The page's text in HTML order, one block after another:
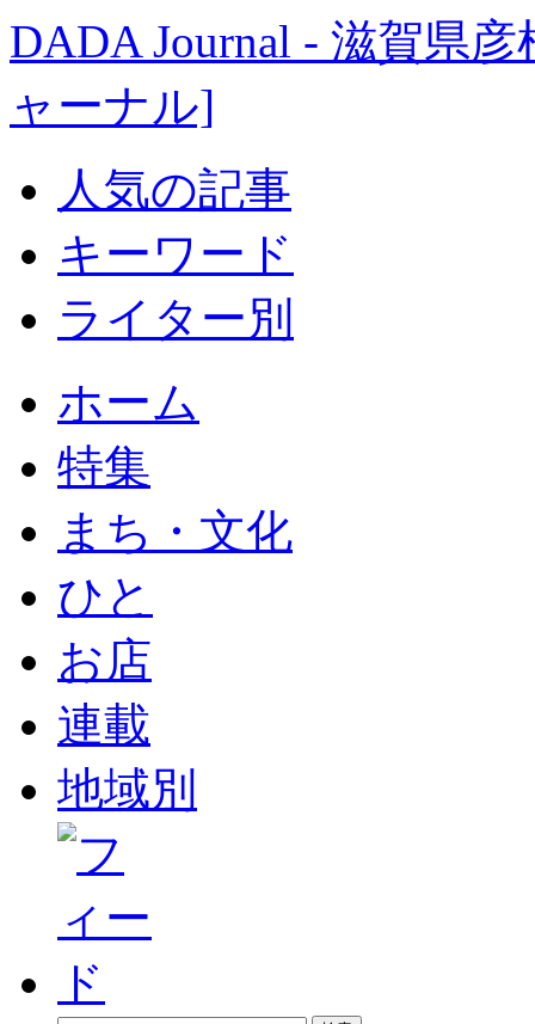
DADA Journal - 滋賀県
ャーナル]
人気の記事
キーワード
ライター別
ホーム
特集
まち・文化
ひと
お店
連載
地域別